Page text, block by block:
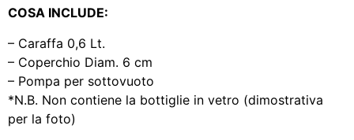
COSA INCLUDE:
– Caraffa 0,6 Lt.
– Coperchio Diam. 6 cm
– Pompa per sottovuoto
*N.B. Non contiene la bottiglie in vetro (dimostrativa
per la foto)